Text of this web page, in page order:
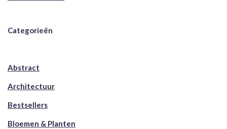
Categorieën
Abstract
Architectuur
Bestsellers
Bloemen & Planten